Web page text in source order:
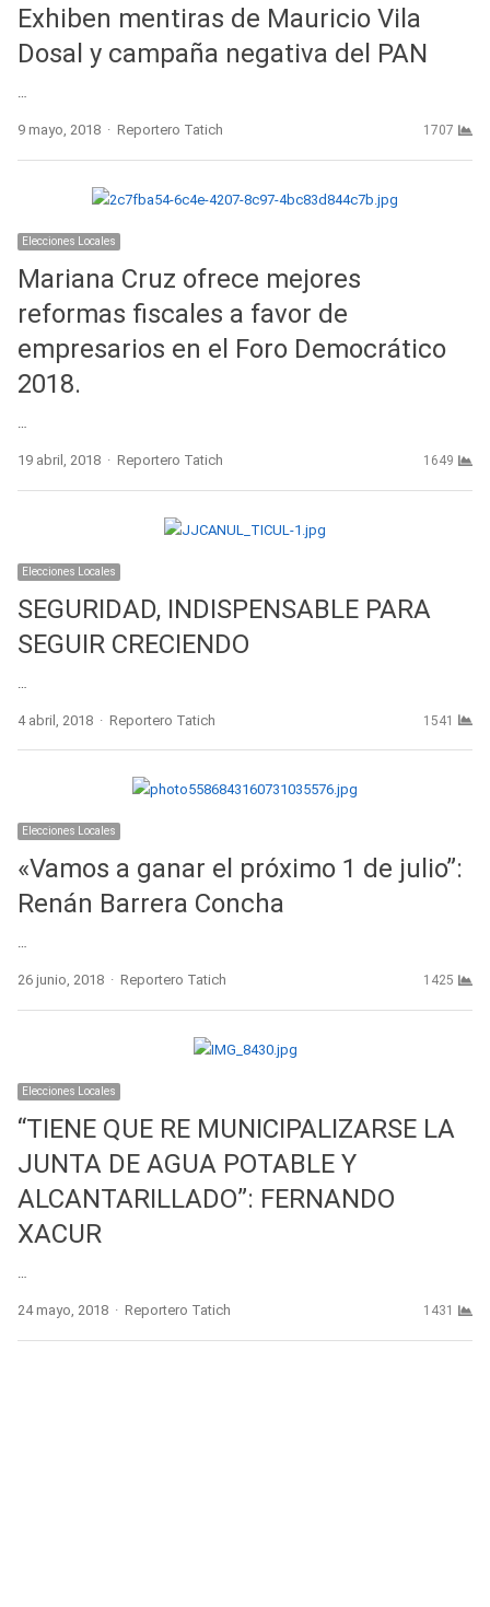
Exhiben mentiras de Mauricio Vila
Dosal y campaña negativa del PAN
9 mayo, 2018 Author
Reportero Tatich 1707
Elecciones Locales
Mariana Cruz ofrece mejores
reformas fiscales a favor de
empresarios en el Foro Democrático
2018.
19 abril, 2018 Author
Reportero Tatich 1649
Elecciones Locales
SEGURIDAD, INDISPENSABLE PARA
SEGUIR CRECIENDO
4 abril, 2018 Author
Reportero Tatich 1541
Elecciones Locales
«Vamos a ganar el próximo 1 de julio”:
Renán Barrera Concha
…
26 junio, 2018 Author
Reportero Tatich 1425
Elecciones Locales
“TIENE QUE RE MUNICIPALIZARSE LA
JUNTA DE AGUA POTABLE Y
ALCANTARILLADO”: FERNANDO
XACUR
…
24 mayo, 2018 Author
Reportero Tatich 1431